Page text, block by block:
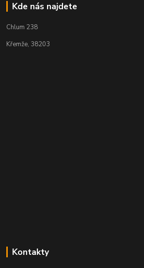
Kde nás najdete
Chlum 238
Křemže, 38203
Kontakty